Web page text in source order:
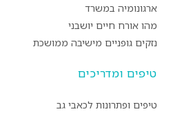
ארגונומיה במשרד
מהו אורח חיים יושבני
נזקים גופניים מישיבה ממושכת
טיפים ומדריכים
טיפים ופתרונות לכאבי גב